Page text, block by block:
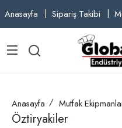
Anasayfa Sipariş Takibi
Anasayfa Mutfak
Öztiryakiler